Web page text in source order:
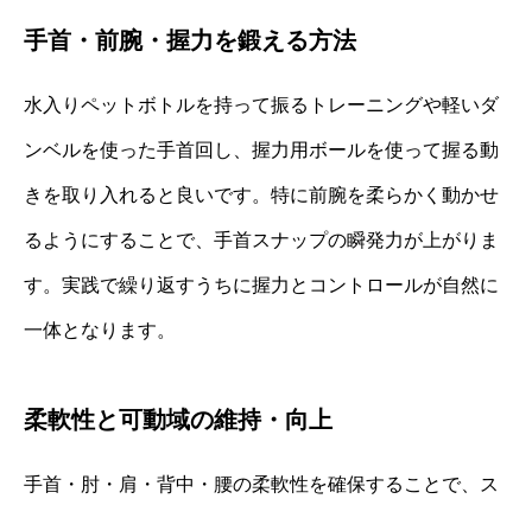
手首・前腕・握力を鍛える方法
水入りペットボトルを持って振るトレーニングや軽いダ
ンベルを使った手首回し、握力用ボールを使って握る動
きを取り入れると良いです。特に前腕を柔らかく動かせ
るようにすることで、手首スナップの瞬発力が上がりま
す。実践で繰り返すうちに握力とコントロールが自然に
一体となります。
柔軟性と可動域の維持・向上
手首・肘・肩・背中・腰の柔軟性を確保することで、ス